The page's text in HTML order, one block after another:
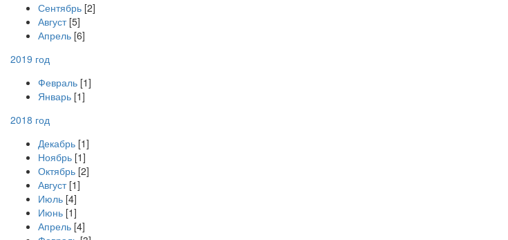
Сентябрь [2]
Август[5]
Апрель [6]
2019 год
Февраль [1]
Январь [1]
2018 год
Декабрь [1]
Ноябрь [1]
Октябрь [2]
Август[1]
Июль [4]
Июнь [1]
Апрель [4]